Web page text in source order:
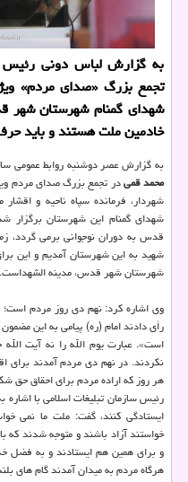
به گزارش لباس دونی رئیس
تجمع بزرگ «صدای مردم»
شهدای گمنام شهرستان شهر
خادمین ملت هستند و باید
به گزارش عصر دوشنبه روابط عمومی
محمد قمیدر تجمع بزرگ صدای مردم
شهردار، فرمانده سپاه ناحیه و
شهدای گمنام این شهرستان برگزار
قدس به دوران نوجوانی برمی گردد،
شهید به این شهرستان آمدیم و این
شهرستان شهر قدس، مدینه الشهداست.
رأی دادند امام (ره) پیامی به این
است». عبارت یوم الله را نه آیت
نكردند. در نهم دی مردم آمدند برای
هر روز كه اراده مردم برای احقاق حق
رئیس سازمان تبلیغات اسلامی با
ایستادگی كنند، گفت: ملت ما نمی
خواستند آزاد باشند و متوجه شدند كه
و برای همین هم ایستادند و به فضل
هرگاه مردم به میدان آمدند گام های